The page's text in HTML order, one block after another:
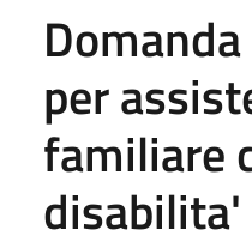
per
familiare
disabilita'